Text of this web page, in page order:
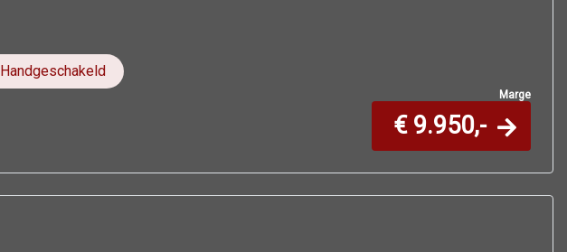
Handgeschakeld
Marge
€ 9.950,-